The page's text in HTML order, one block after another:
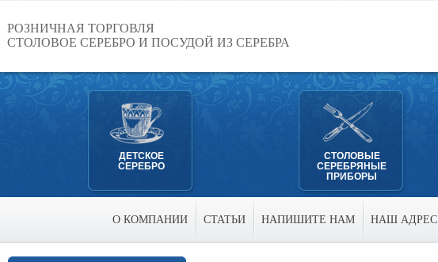
РОЗНИЧНАЯ ТОРГОВЛЯ
СТОЛОВОЕ СЕРЕБРО И ПОСУДОЙ ИЗ СЕРЕБРА
ДЕТСКОЕ
СЕРЕБРО
СТОЛОВЫЕ
СЕРЕБРЯНЫЕ
ПРИБОРЫ
О КОМПАНИИ СТАТЬИ НАПИШИТЕ НАМ НАШ АДРЕС